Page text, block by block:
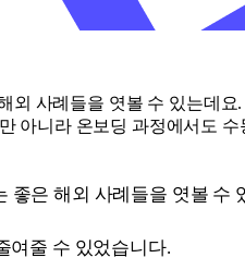
사례들을 엿볼 수 있는데요.
아니라 온보딩 과정에서도
좋은 해외 사례들을 엿볼 수
여줄 수 있었습니다.